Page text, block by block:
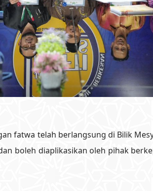
fatwa telah berlangsung di Bilik
boleh diaplikasikan oleh pihak